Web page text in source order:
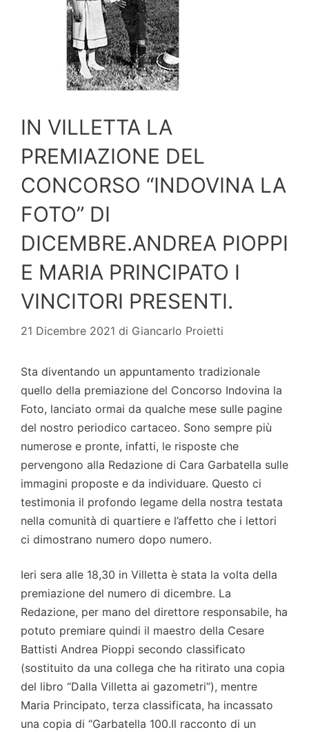
IN VILLETTA LA
PREMIAZIONE DEL
CONCORSO “INDOVINA LA
FOTO” DI
DICEMBRE.ANDREA PIOPPI
E MARIA PRINCIPATO I
VINCITORI PRESENTI.
21 Dicembre 2021 di Giancarlo Proietti
Sta diventando un appuntamento tradizionale
quello della premiazione del Concorso Indovina la
Foto, lanciato ormai da qualche mese sulle pagine
del nostro periodico cartaceo. Sono sempre più
numerose e pronte, infatti, le risposte che
pervengono alla Redazione di Cara Garbatella sulle
immagini proposte e da individuare. Questo ci
testimonia il profondo legame della nostra testata
nella comunità di quartiere e l’affetto che i lettori
ci dimostrano numero dopo numero.
Ieri sera alle 18,30 in Villetta è stata la volta della
premiazione del numero di dicembre. La
Redazione, per mano del direttore responsabile, ha
potuto premiare quindi il maestro della Cesare
Battisti Andrea Pioppi secondo classificato
(sostituito da una collega che ha ritirato una copia
del libro “Dalla Villetta ai gazometri”), mentre
Maria Principato, terza classificata, ha incassato
una copia di “Garbatella 100.Il racconto di un